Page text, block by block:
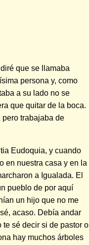
que se llamaba
persona y, como
a su lado no se
que quitar de la boca.
pero trabajaba de
Eudoquia, y cuando
en nuestra casa y en la
a Igualada. El
pueblo de por aquí
un hijo que no me
acaso. Debía andar
sé decir si de pastor o
hay muchos árboles